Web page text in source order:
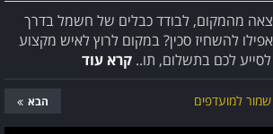
מהמקום, לבודד כבלים של חשמל בדרך
להשחיז סכין? במקום לרוץ לאיש מקצוע
לסייע לכם בתשלום, תו.. קרא עוד
שמור למועדפים הבא